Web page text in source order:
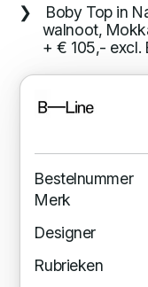
Boby Top in
walnoot,
+ € 105,- excl.
Bestelnummer
Merk
Designer
Rubrieken